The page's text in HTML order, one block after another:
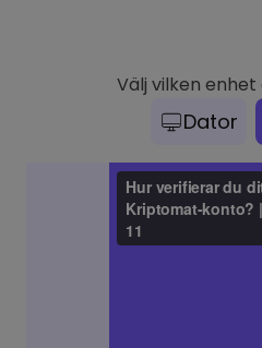
Välj vilken enhet
Dator